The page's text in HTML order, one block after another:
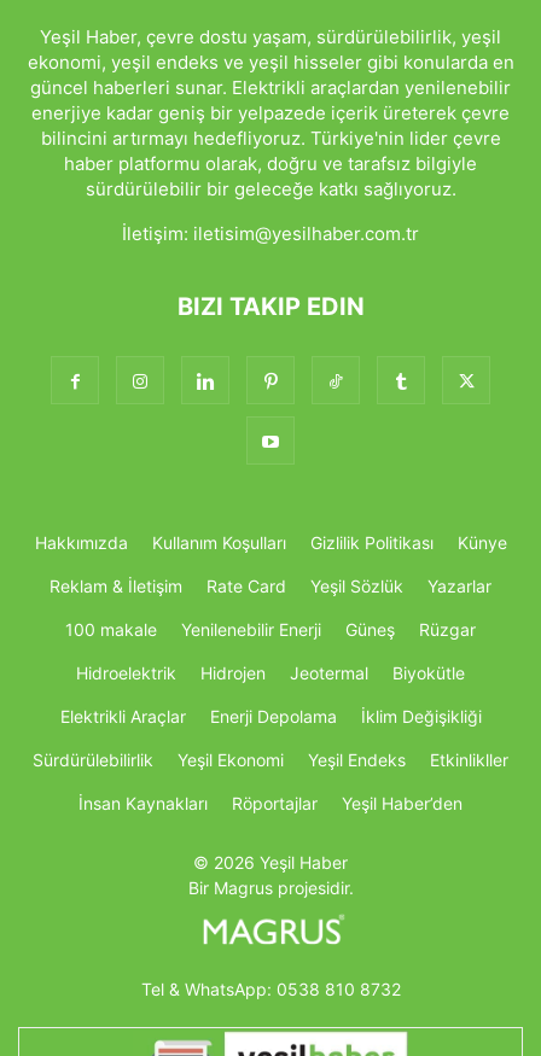
Yeşil Haber, çevre dostu yaşam, sürdürülebilirlik, yeşil
ekonomi, yeşil endeks ve yeşil hisseler gibi konularda en
güncel haberleri sunar. Elektrikli araçlardan yenilenebilir
enerjiye kadar geniş bir yelpazede içerik üreterek çevre
bilincini artırmayı hedefliyoruz. Türkiye'nin lider çevre
haber platformu olarak, doğru ve tarafsız bilgiyle
sürdürülebilir bir geleceğe katkı sağlıyoruz.
İletişim: iletisim@yesilhaber.com.tr
BIZI TAKIP EDIN
Hakkımızda Kullanım Koşulları Gizlilik Politikası Künye
Reklam & İletişim Rate Card Yeşil Sözlük Yazarlar
100 makale Yenilenebilir Enerji Güneş Rüzgar
Hidroelektrik Hidrojen Jeotermal Biyokütle
Elektrikli Araçlar Enerji Depolama İklim Değişikliği
Sürdürülebilirlik Yeşil Ekonomi Yeşil Endeks Etkinlikller
İnsan Kaynakları Röportajlar Yeşil Haber’den
© 2026 Yeşil Haber
Bir Magrus projesidir.
Tel & WhatsApp: 0538 810 8732